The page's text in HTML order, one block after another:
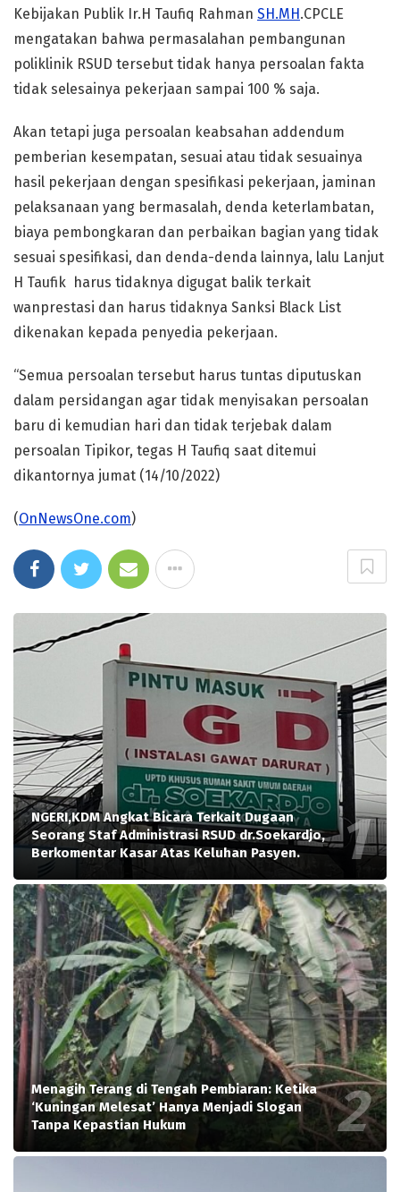
Kebijakan Publik Ir.H Taufiq Rahman SH.MH.CPCLE
mengatakan bahwa permasalahan pembangunan
poliklinik RSUD tersebut tidak hanya persoalan fakta
tidak selesainya pekerjaan sampai 100 % saja.
Akan tetapi juga persoalan keabsahan addendum
pemberian kesempatan, sesuai atau tidak sesuainya
hasil pekerjaan dengan spesifikasi pekerjaan, jaminan
pelaksanaan yang bermasalah, denda keterlambatan,
biaya pembongkaran dan perbaikan bagian yang tidak
sesuai spesifikasi, dan denda-denda lainnya, lalu Lanjut
H Taufik harus tidaknya digugat balik terkait
wanprestasi dan harus tidaknya Sanksi Black List
dikenakan kepada penyedia pekerjaan.
“Semua persoalan tersebut harus tuntas diputuskan
dalam persidangan agar tidak menyisakan persoalan
baru di kemudian hari dan tidak terjebak dalam
persoalan Tipikor, tegas H Taufiq saat ditemui
dikantornya jumat (14/10/2022)
(OnNewsOne.com)
NGERI,KDM Angkat Bicara Terkait Dugaan
Seorang Staf Administrasi RSUD dr.Soekardjo,
Berkomentar Kasar Atas Keluhan Pasyen.
Menagih Terang di Tengah Pembiaran: Ketika
‘Kuningan Melesat’ Hanya Menjadi Slogan
Tanpa Kepastian Hukum